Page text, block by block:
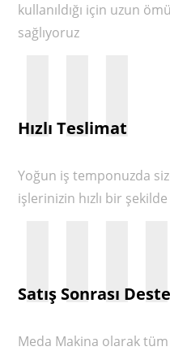
kullanıldığı için uzun
sağlıyoruz
III
Hızlı Teslimat
Yoğun iş temponuzda
işlerinizin hızlı bir şekilde
Satış Sonrası
Meda Makina olarak